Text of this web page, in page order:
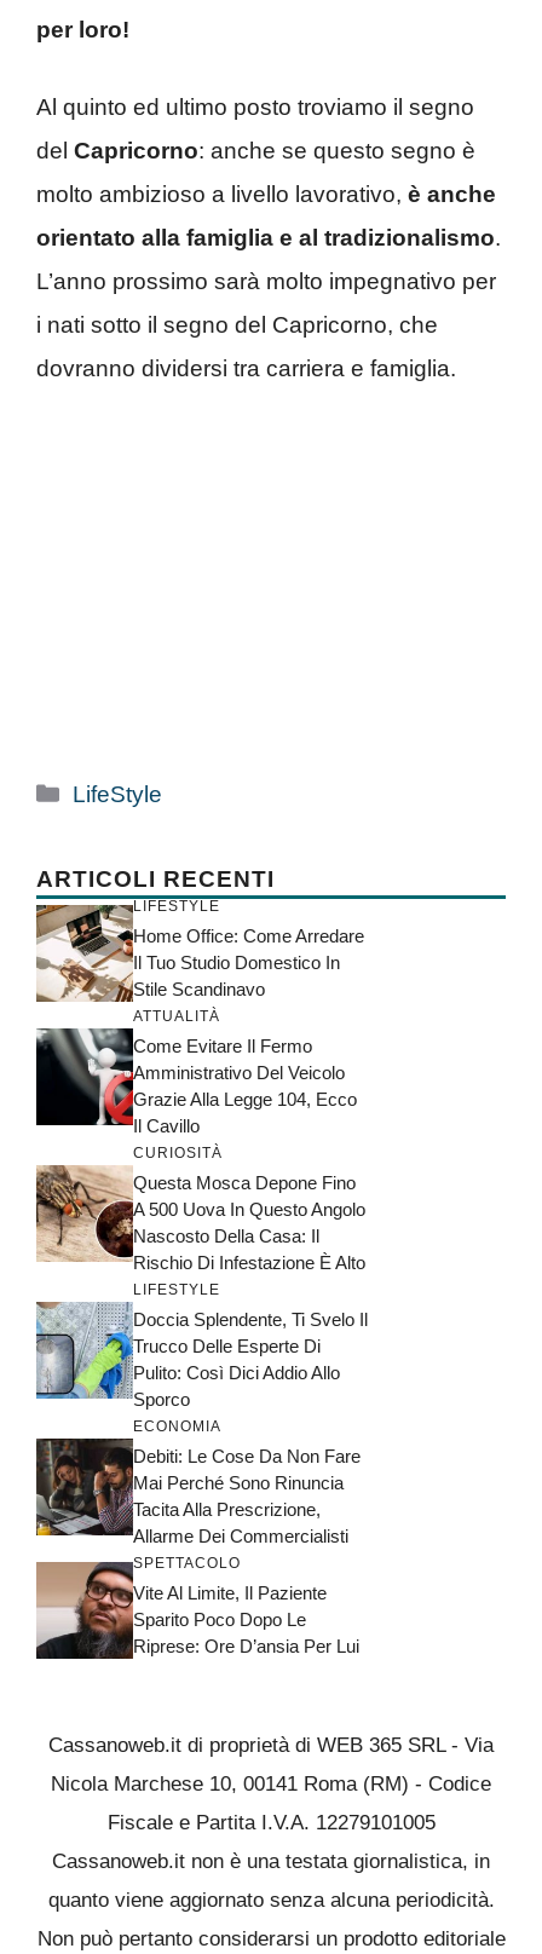
per loro!
Al quinto ed ultimo posto troviamo il segno
del Capricorno: anche se questo segno è
molto ambizioso a livello lavorativo, è anche
orientato alla famiglia e al tradizionalismo.
L’anno prossimo sarà molto impegnativo per
i nati sotto il segno del Capricorno, che
dovranno dividersi tra carriera e famiglia.
Categorie
LifeStyle
ARTICOLI RECENTI
LIFESTYLE
Home Office: Come Arredare
Il Tuo Studio Domestico In
Stile Scandinavo
ATTUALITÀ
Come Evitare Il Fermo
Amministrativo Del Veicolo
Grazie Alla Legge 104, Ecco
Il Cavillo
CURIOSITÀ
Questa Mosca Depone Fino
A 500 Uova In Questo Angolo
Nascosto Della Casa: Il
Rischio Di Infestazione È Alto
LIFESTYLE
Doccia Splendente, Ti Svelo Il
Trucco Delle Esperte Di
Pulito: Così Dici Addio Allo
Sporco
ECONOMIA
Debiti: Le Cose Da Non Fare
Mai Perché Sono Rinuncia
Tacita Alla Prescrizione,
Allarme Dei Commercialisti
SPETTACOLO
Vite Al Limite, Il Paziente
Sparito Poco Dopo Le
Riprese: Ore D’ansia Per Lui
Cassanoweb.it di proprietà di WEB 365 SRL - Via
Nicola Marchese 10, 00141 Roma (RM) - Codice
Fiscale e Partita I.V.A. 12279101005
Cassanoweb.it non è una testata giornalistica, in
quanto viene aggiornato senza alcuna periodicità.
Non può pertanto considerarsi un prodotto editoriale